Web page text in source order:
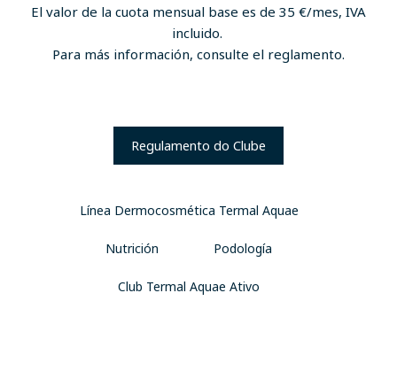
El valor de la cuota mensual base es de 35 €/mes, IVA
incluido.
Para más información, consulte el reglamento.
Regulamento do Clube
Línea Dermocosmética Termal Aquae
Nutrición Podología
Club Termal Aquae Ativo